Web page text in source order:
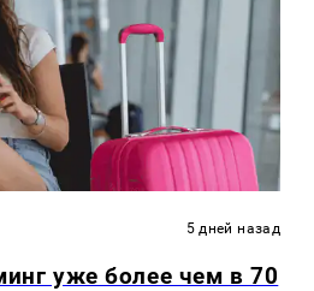
5 дней назад
уже более чем в 70